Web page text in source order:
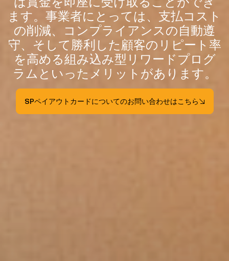
ます。事業者にとっては、支払コスト
の削減、コンプライアンスの自動遵
守、そして勝利した顧客のリピート率
を高める組み込み型リワードプログ
ラムといったメリットがあります。
SPペイアウトカードについてのお問い合わせはこちら